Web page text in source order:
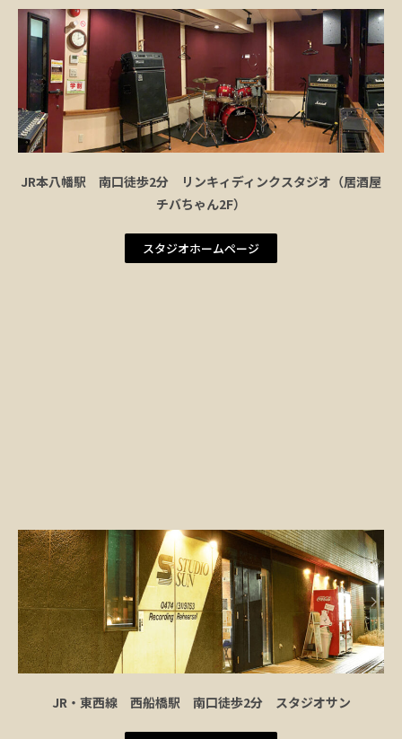
JR本八幡駅 南口徒歩2分 リンキィディンクスタジオ（居酒屋
チバちゃん2F）
スタジオホームページ
JR・東西線 西船橋駅 南口徒歩2分 スタジオサン